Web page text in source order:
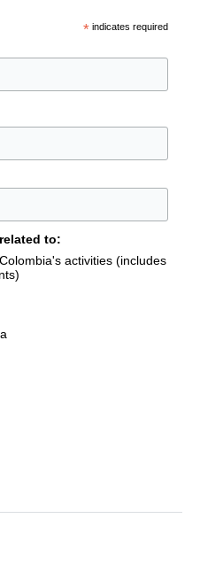
*indicates required
to:
activities (includes